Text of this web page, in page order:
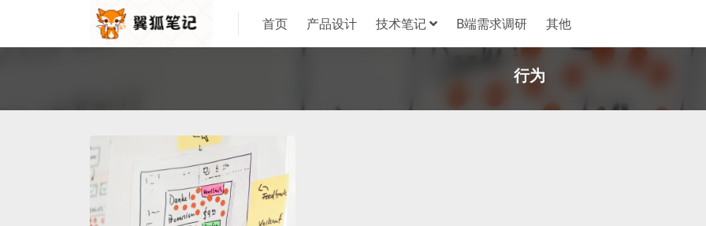
首页 产品设计 技术笔记 B端需求调研 其他
行为